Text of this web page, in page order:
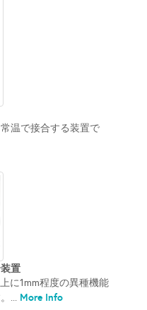
温で接合する装置で
置
に1mm程度の異種機能
... More Info